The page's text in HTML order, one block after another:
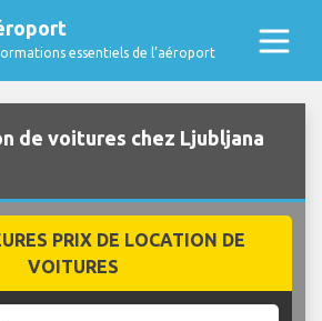
essentiels de l’aéroport
de voitures chez Ljubljana
PRIX DE LOCATION DE
VOITURES